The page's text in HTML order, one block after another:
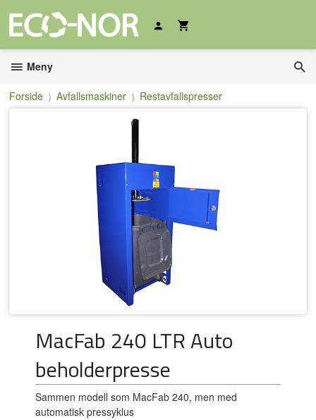
innholdet
Meny
Forside Avfallsmaskiner Restavfallspresser
MacFab 240 LTR Auto
beholderpresse
Sammen modell som MacFab 240, men med
automatisk pressyklus